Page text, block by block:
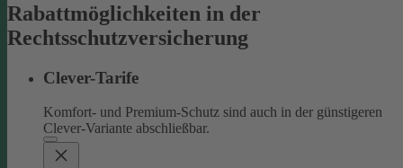
Rabattmöglichkeiten in der
Rechtsschutzversicherung
Clever-Tarife
Komfort- und Premium-Schutz sind auch in der günstigeren
Clever-Variante abschließbar.